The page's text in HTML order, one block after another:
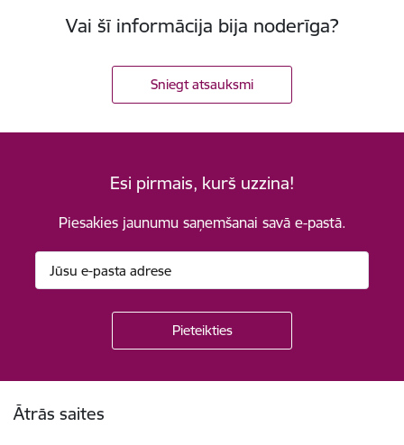
Vai šī informācija bija noderīga?
Sniegt atsauksmi
Esi pirmais, kurš uzzina!
Piesakies jaunumu saņemšanai savā e-pastā.
Ātrās saites